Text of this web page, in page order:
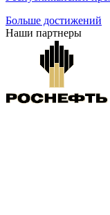
Больше достижений
Наши партнеры